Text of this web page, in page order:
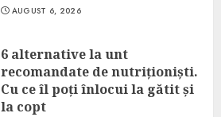
AUGUST 6, 2026
6 alternative la unt
recomandate de nutriționiști.
Cu ce îl poți înlocui la gătit și
la copt